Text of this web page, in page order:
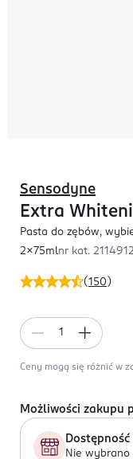
(150 )
Sensodyne
Extra
Pasta do zębów,
2x75mlnr kat. 2114912
Ceny mogą się różnić w
Możliwości zakupu
Nie wybrano